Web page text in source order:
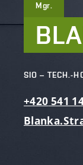
Mgr.
SIO – TECH.-
+420 541